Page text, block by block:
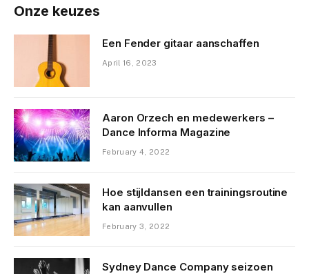
Onze keuzes
Een Fender gitaar aanschaffen
April 16, 2023
Aaron Orzech en medewerkers –
Dance Informa Magazine
February 4, 2022
Hoe stijldansen een trainingsroutine
kan aanvullen
February 3, 2022
Sydney Dance Company seizoen